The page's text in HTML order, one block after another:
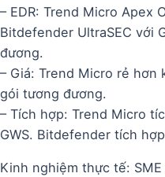
– EDR: Trend Micro Apex
Bitdefender UltraSEC với
đương.
– Giá: Trend Micro rẻ hơn
gói tương đương.
– Tích hợp: Trend Micro
GWS. Bitdefender tích
Kinh nghiệm thực tế: